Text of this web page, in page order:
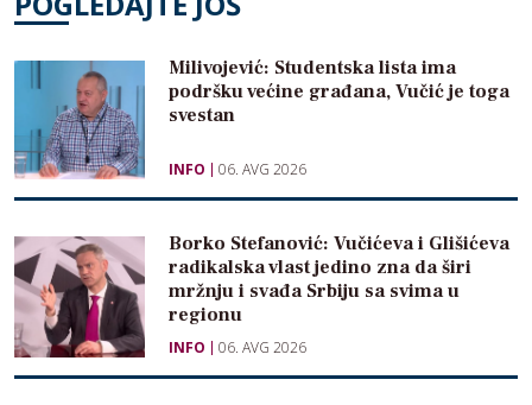
Milivojević: Studentska lista ima
podršku većine građana, Vučić je toga
svestan
INFO 06. AVG 2026
Borko Stefanović: Vučićeva i Glišićeva
radikalska vlast jedino zna da širi
mržnju i svađa Srbiju sa svima u
regionu
INFO 06. AVG 2026